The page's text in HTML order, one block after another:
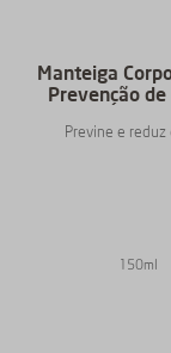
Manteiga
Prevenção
Previne e reduz
150ml